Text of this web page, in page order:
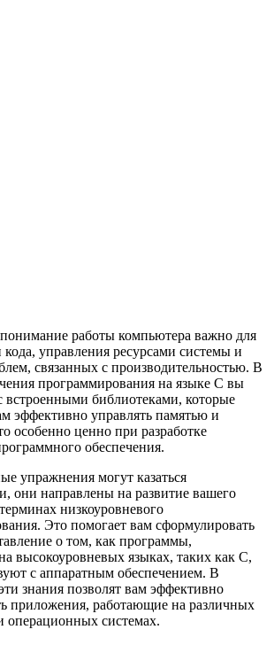
работы компьютера важно для
управления ресурсами системы и
связанных с производительностью. В
программирования на языке C вы
встроенными библиотеками, которые
эффективно управлять памятью и
особенно ценно при разработке
обеспечения.
упражнения могут казаться
они направлены на развитие вашего
низкоуровневого
Это помогает вам сформулировать
о том, как программы,
высокоуровневых языках, таких как C,
с аппаратным обеспечением. В
знания позволят вам эффективно
приложения, работающие на различных
операционных системах.